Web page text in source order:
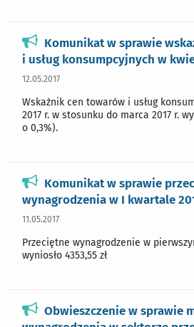
Komunikat w sprawie
i usług konsumpcyjnych w
12.05.2017
Wskaźnik cen towarów i usług
2017 r. w stosunku do marca 2017 r.
o 0,3%).
Komunikat w sprawie
wynagrodzenia w I kwartale
11.05.2017
Przeciętne wynagrodzenie w
wyniosło 4353,55 zł
Obwieszczenie w sprawie